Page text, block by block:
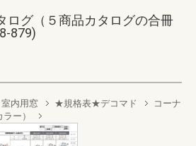
ログ（５商品カタログの合冊
879)
室内用窓 ★規格表★デコマド
コーナ
ー）